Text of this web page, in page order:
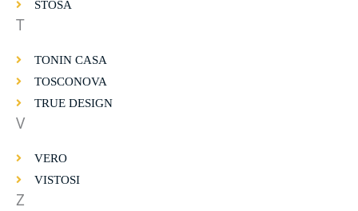
STOSA
T
TONIN CASA
TOSCONOVA
TRUE DESIGN
V
VERO
VISTOSI
Z